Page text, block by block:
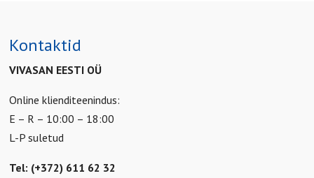
Kontaktid
VIVASAN EESTI OÜ
Online klienditeenindus:
E – R – 10:00 – 18:00
L-P suletud
Tel: (+372) 611 62 32